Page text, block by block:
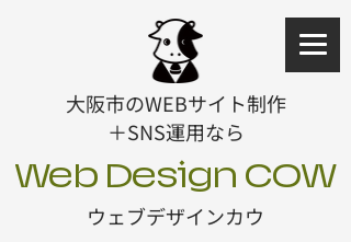
大阪市のWEBサイト制作
＋SNS運用なら
Web Design COW
ウェブデザインカウ